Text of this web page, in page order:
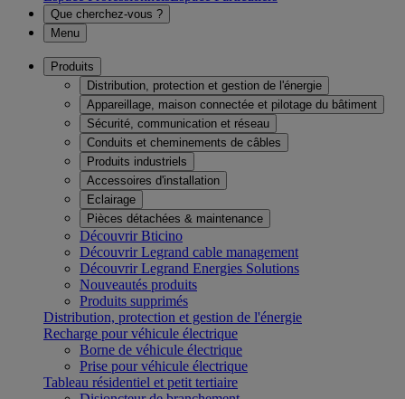
Que cherchez-vous ?
Menu
Produits
Distribution, protection et gestion de l'énergie
Appareillage, maison connectée et pilotage du bâtiment
Sécurité, communication et réseau
Conduits et cheminements de câbles
Produits industriels
Accessoires d'installation
Eclairage
Pièces détachées & maintenance
Découvrir Bticino
Découvrir Legrand cable management
Découvrir Legrand Energies Solutions
Nouveautés produits
Produits supprimés
Distribution, protection et gestion de l'énergie
Recharge pour véhicule électrique
Borne de véhicule électrique
Prise pour véhicule électrique
Tableau résidentiel et petit tertiaire